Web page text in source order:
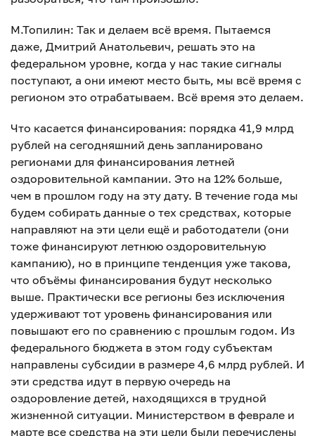
М.Топилин: Так и делаем всё время. Пытаемся
даже, Дмитрий Анатольевич, решать это на
федеральном уровне, когда у нас такие сигналы
поступают, а они имеют место быть, мы всё время с
регионом это отрабатываем. Всё время это делаем.
Что касается финансирования: порядка 41,9 млрд
рублей на сегодняшний день запланировано
регионами для финансирования летней
оздоровительной кампании. Это на 12% больше,
чем в прошлом году на эту дату. В течение года мы
будем собирать данные о тех средствах, которые
направляют на эти цели ещё и работодатели (они
тоже финансируют летнюю оздоровительную
кампанию), но в принципе тенденция уже такова,
что объёмы финансирования будут несколько
выше. Практически все регионы без исключения
удерживают тот уровень финансирования или
повышают его по сравнению с прошлым годом. Из
федерального бюджета в этом году субъектам
направлены субсидии в размере 4,6 млрд рублей. И
эти средства идут в первую очередь на
оздоровление детей, находящихся в трудной
жизненной ситуации. Министерством в феврале и
марте все средства на эти цели были перечислены